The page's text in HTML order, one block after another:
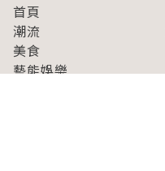
首頁
潮流
美食
藝能娛樂